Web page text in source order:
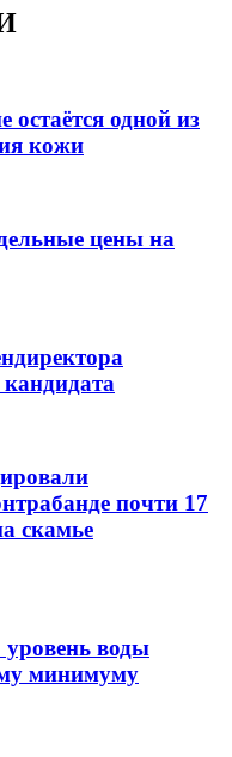
остаётся одной из
кожи
цены на
почти 17
скамье
уровень воды
минимуму